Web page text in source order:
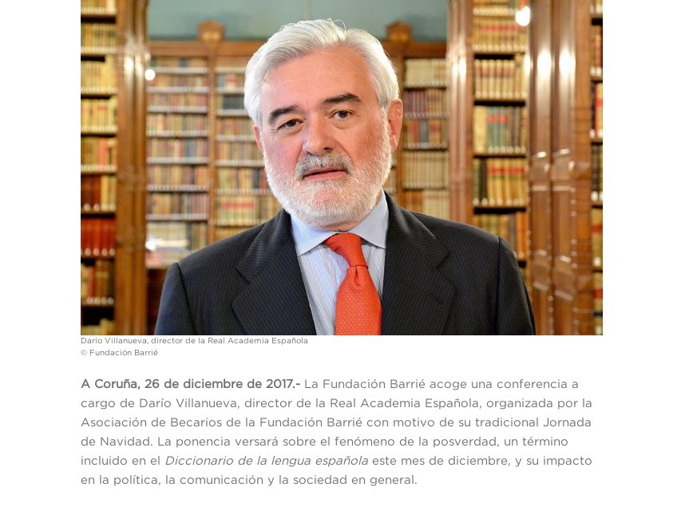
Darío Villanueva, director de la Real Academia Española
© Fundación Barrié
A Coruña, 26 de diciembre de 2017.- La Fundación Barrié acoge una conferencia a
cargo de Darío Villanueva, director de la Real Academia Española, organizada por la
Asociación de Becarios de la Fundación Barrié con motivo de su tradicional Jornada
de Navidad. La ponencia versará sobre el fenómeno de la posverdad, un término
incluido en el Diccionario de la lengua española este mes de diciembre, y su impacto
en la política, la comunicación y la sociedad en general.